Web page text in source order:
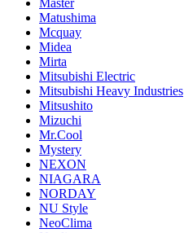
Matushima
Mcquay
Midea
Mirta
Mitsubishi Electric
Mitsubishi Heavy Industries
Mitsushito
Mizuchi
Mr.Cool
Mystery
NEXON
NIAGARA
NORDAY
NU Style
NeoClima